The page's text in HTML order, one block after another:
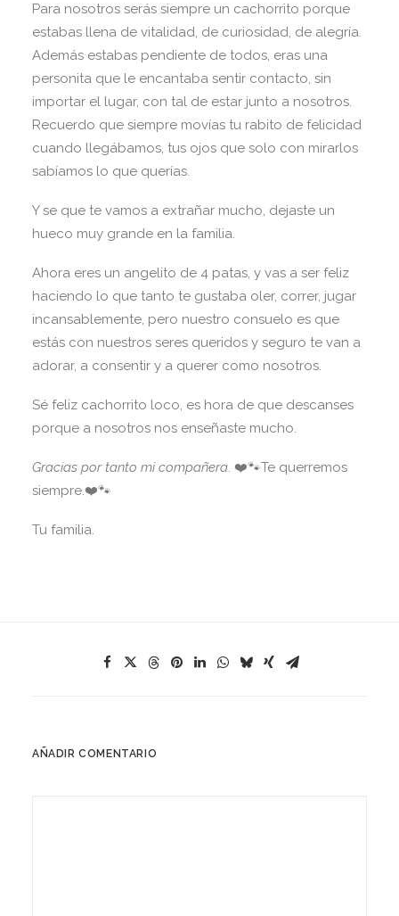
Para nosotros serás siempre un cachorrito porque
estabas llena de vitalidad, de curiosidad, de alegría.
Además estabas pendiente de todos, eras una
personita que le encantaba sentir contacto, sin
importar el lugar, con tal de estar junto a nosotros.
Recuerdo que siempre movías tu rabito de felicidad
cuando llegábamos, tus ojos que solo con mirarlos
sabíamos lo que querías.
Y se que te vamos a extrañar mucho, dejaste un
hueco muy grande en la familia.
Ahora eres un angelito de 4 patas, y vas a ser feliz
haciendo lo que tanto te gustaba oler, correr, jugar
incansablemente, pero nuestro consuelo es que
estás con nuestros seres queridos y seguro te van a
adorar, a consentir y a querer como nosotros.
Sé feliz cachorrito loco, es hora de que descanses
porque a nosotros nos enseñaste mucho.
Gracias por tanto mi compañera. ❤️🐾Te querremos
siempre.❤️🐾
Tu familia.
AÑADIR COMENTARIO